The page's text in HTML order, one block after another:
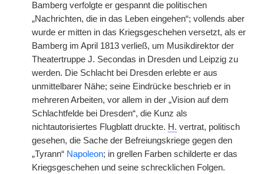
Bamberg verfolgte er gespannt die politischen
„Nachrichten, die in das Leben eingehen“; vollends aber
wurde er mitten in das Kriegsgeschehen versetzt, als er
Bamberg im April 1813 verließ, um Musikdirektor der
Theatertruppe J. Secondas in Dresden und Leipzig zu
werden. Die Schlacht bei Dresden erlebte er aus
unmittelbarer Nähe; seine Eindrücke beschrieb er in
mehreren Arbeiten, vor allem in der „Vision auf dem
Schlachtfelde bei Dresden“, die Kunz als
nichtautorisiertes Flugblatt druckte. H. vertrat, politisch
gesehen, die Sache der Befreiungskriege gegen den
„Tyrann“ Napoleon; in grellen Farben schilderte er das
Kriegsgeschehen und seine schrecklichen Folgen.